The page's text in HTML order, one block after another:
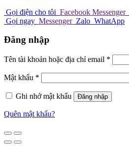
Gọi điện cho tôi Facebook Messenger
Gọi ngay Messenger Zalo WhatApp
Đăng nhập
Tên tài khoản hoặc địa chỉ email *
Mật khẩu *
Ghi nhớ mật khẩu Đăng nhập
Quên mật khẩu?